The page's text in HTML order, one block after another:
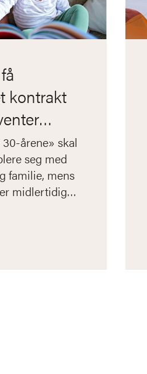
kontrakt
årene» skal
seg med
familie, mens
midlertidige
stillinger